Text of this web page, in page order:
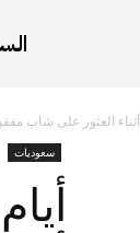
العثور على شاب
سعوديات